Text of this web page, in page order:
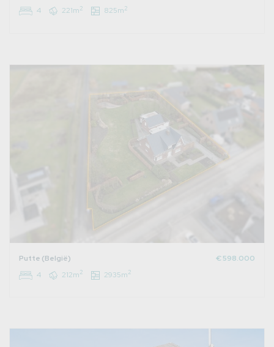
4
221m2 825m2
Putte (België)
€ 598.000
4
212m2 2935m2